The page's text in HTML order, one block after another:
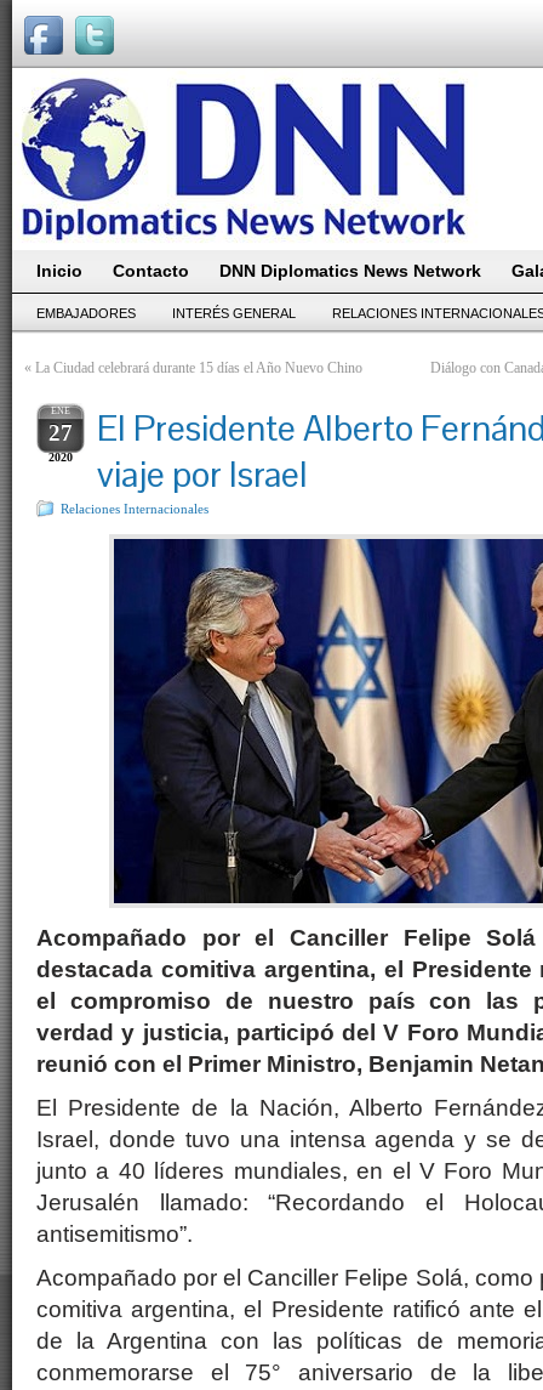
Inicio Contacto DNN Diplomatics News Network
EMBAJADORES INTERÉS GENERAL RELACIONES
« La Ciudad celebrará durante 15 días el Año Nuevo Chino Diálogo con
ENE
27
2020
El Presidente Alberto
viaje por Israel
Relaciones Internacionales
Acompañado por el Canciller Felipe
destacada comitiva argentina, el
el compromiso de nuestro país con las
verdad y justicia, participó del V Foro
reunió con el Primer Ministro, Benjamin
El Presidente de la Nación, Alberto
Israel, donde tuvo una intensa agenda y se
junto a 40 líderes mundiales, en el V Foro
Jerusalén llamado: “Recordando el
antisemitismo”.
Acompañado por el Canciller Felipe Solá,
comitiva argentina, el Presidente ratificó ante
de la Argentina con las políticas de
conmemorarse el 75° aniversario de la